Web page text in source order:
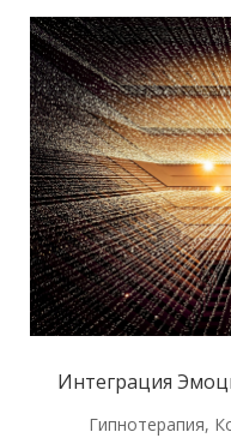
Интеграция
Гипнотерапия,